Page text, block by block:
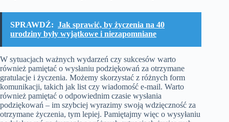
SPRAWDŹ: Jak sprawić, by życzenia na 40
urodziny były wyjątkowe i niezapomniane
W sytuacjach ważnych wydarzeń czy sukcesów warto
również pamiętać o wysłaniu podziękowań za otrzymane
gratulacje i życzenia. Możemy skorzystać z różnych form
komunikacji, takich jak list czy wiadomość e-mail. Warto
również pamiętać o odpowiednim czasie wysłania
podziękowań – im szybciej wyrazimy swoją wdzięczność za
otrzymane życzenia, tym lepiej. Pamiętajmy więc o wysyłaniu